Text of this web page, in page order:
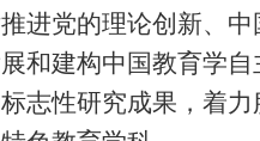
进党的理论创新、
和建构中国教育学
志性研究成果，着